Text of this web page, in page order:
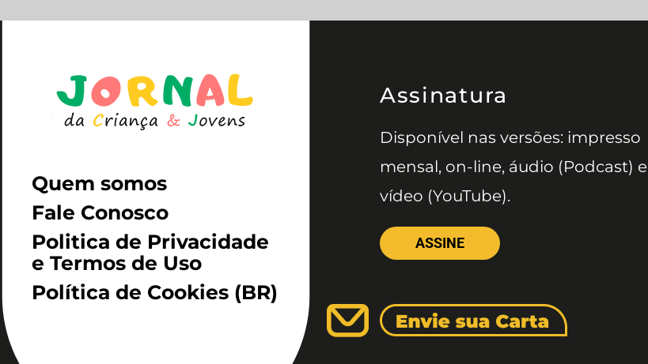
Quem somos
Fale Conosco
Politica de Privacidade
e Termos de Uso
Política de Cookies (BR)
Assinatura
Disponível nas versões: impresso
mensal, on-line, áudio (Podcast) e
vídeo (YouTube).
ASSINE